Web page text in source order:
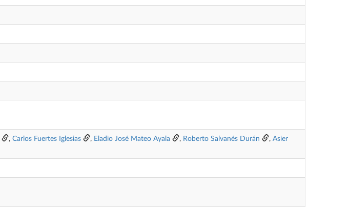
, Carlos Fuertes Iglesias , Eladio José Mateo Ayala , Roberto Salvanés Durán , Asier